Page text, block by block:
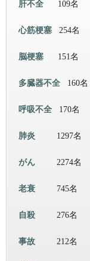
肝不全 109名
心筋梗塞 254名
脳梗塞 151名
多臓器不全 160名
呼吸不全 170名
肺炎 1297名
がん 2274名
老衰 745名
自殺 276名
事故 212名